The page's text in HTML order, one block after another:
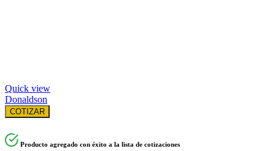
Quick view
Donaldson
COTIZAR
Producto agregado con éxito a la lista de cotizaciones